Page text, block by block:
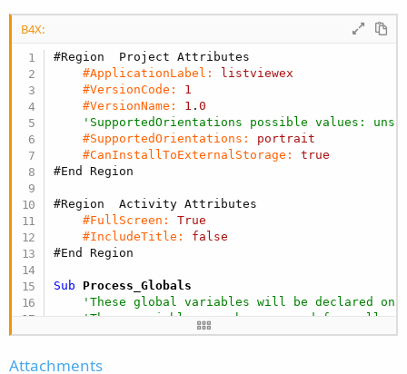
B4X:
#Region  Project Attributes
#ApplicationLabel:
listviewex
#VersionCode:
1
#VersionName:
1 .0
'SupportedOrientations possible values:
#SupportedOrientations:
portrait
#CanInstallToExternalStorage:
true
#End Region
#Region  Activity Attributes
#FullScreen:
True
#IncludeTitle:
false
#End Region
Sub Process_Globals
'These global variables will be declared
'These variables can be accessed from all
Attachments